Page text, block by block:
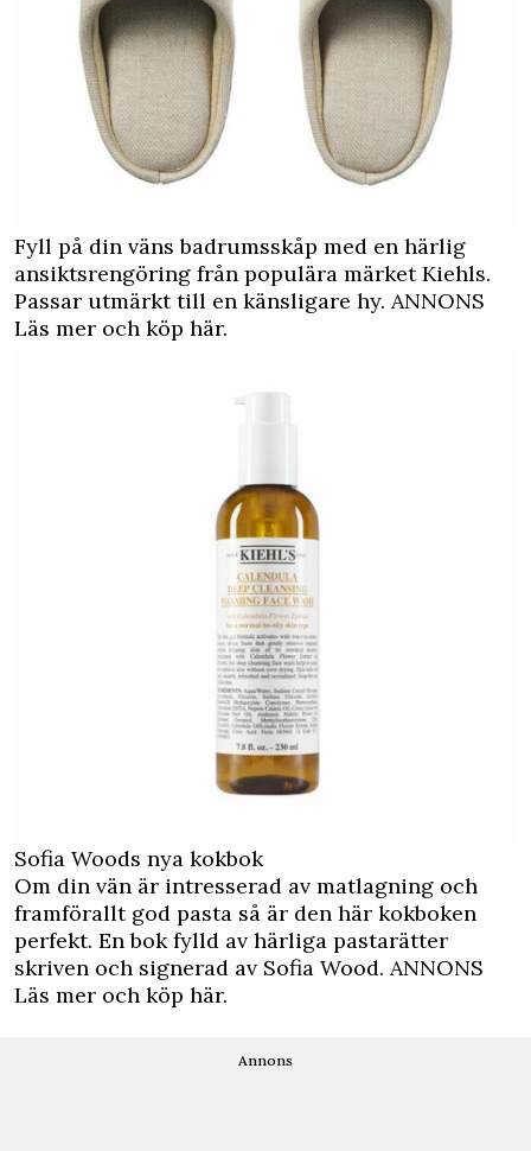
Fyll på din väns badrumsskåp med en härlig
ansiktsrengöring från populära märket Kiehls.
Passar utmärkt till en känsligare hy. ANNONS
Läs mer och köp här.
Sofia Woods nya kokbok
Om din vän är intresserad av matlagning och
framförallt god pasta så är den här kokboken
perfekt. En bok fylld av härliga pastarätter
skriven och signerad av Sofia Wood. ANNONS
Läs mer och köp här.
Annons